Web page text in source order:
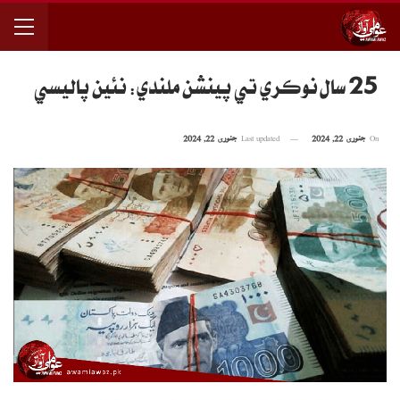
25 سال نوڪري تي پينشن ملندي: نئين پاليسي